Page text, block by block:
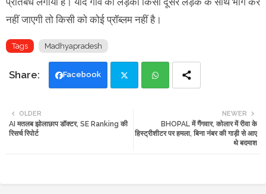
नहीं जाएगी तो किसी को कोई प्रॉब्लम नहीं है।
Tags Madhyapradesh
Facebook
tte ats
NEWER
BHOPAL में गैंगवार, कोलार में रीवा के
हिस्ट्रीशीटर पर हमला, बिना नंबर की गाड़ी से आए
थे बदमाश
OLDER
AI मतलब झोलाछाप डॉक्टर, SE Ranking की
रिसर्च रिपोर्ट